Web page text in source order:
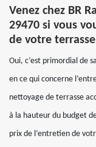
Venez chez BR
29470 si vous
de votre
Oui, c’est primordial de
en ce qui concerne
nettoyage de terrasse
à la hauteur du budget
prix de l’entretien de